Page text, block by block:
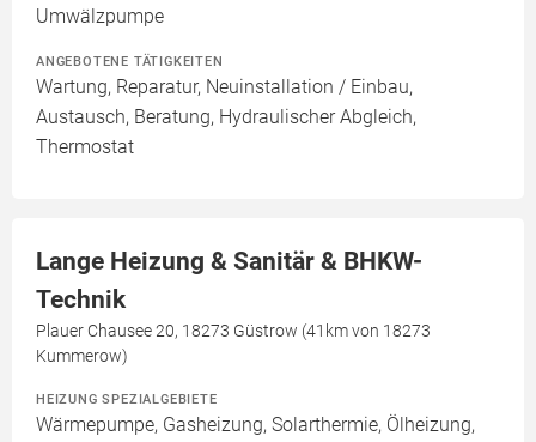
Umwälzpumpe
ANGEBOTENE TÄTIGKEITEN
Wartung, Reparatur, Neuinstallation / Einbau,
Austausch, Beratung, Hydraulischer Abgleich,
Thermostat
Lange Heizung & Sanitär & BHKW-
Technik
Plauer Chausee 20, 18273 Güstrow (41km von 18273
Kummerow)
HEIZUNG SPEZIALGEBIETE
Wärmepumpe, Gasheizung, Solarthermie, Ölheizung,